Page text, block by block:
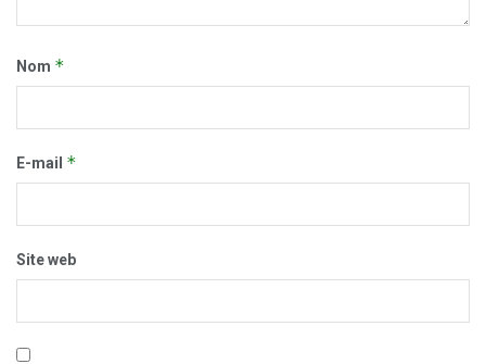
Nom *
E-mail *
Site web